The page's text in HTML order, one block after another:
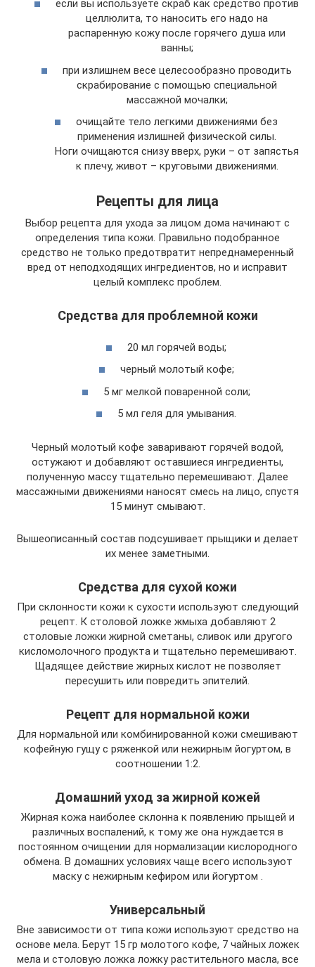
если вы используете скраб как средство против
целлюлита, то наносить его надо на
распаренную кожу после горячего душа или
ванны;
при излишнем весе целесообразно проводить
скрабирование с помощью специальной
массажной мочалки;
очищайте тело легкими движениями без
применения излишней физической силы.
Ноги очищаются снизу вверх, руки – от запястья
к плечу, живот – круговыми движениями.
Рецепты для лица
Выбор рецепта для ухода за лицом дома начинают с
определения типа кожи. Правильно подобранное
средство не только предотвратит непреднамеренный
вред от неподходящих ингредиентов, но и исправит
целый комплекс проблем.
Средства для проблемной кожи
20 мл горячей воды;
черный молотый кофе;
5 мг мелкой поваренной соли;
5 мл геля для умывания.
Черный молотый кофе заваривают горячей водой,
остужают и добавляют оставшиеся ингредиенты,
полученную массу тщательно перемешивают. Далее
массажными движениями наносят смесь на лицо, спустя
15 минут смывают.
Вышеописанный состав подсушивает прыщики и делает
их менее заметными.
Средства для сухой кожи
При склонности кожи к сухости используют следующий
рецепт. К столовой ложке жмыха добавляют 2
столовые ложки жирной сметаны, сливок или другого
кисломолочного продукта и тщательно перемешивают.
Щадящее действие жирных кислот не позволяет
пересушить или повредить эпителий.
Рецепт для нормальной кожи
Для нормальной или комбинированной кожи смешивают
кофейную гущу с ряженкой или нежирным йогуртом, в
соотношении 1:2.
Домашний уход за жирной кожей
Жирная кожа наиболее склонна к появлению прыщей и
различных воспалений, к тому же она нуждается в
постоянном очищении для нормализации кислородного
обмена. В домашних условиях чаще всего используют
маску с нежирным кефиром или йогуртом .
Универсальный
Вне зависимости от типа кожи используют средство на
основе мела. Берут 15 гр молотого кофе, 7 чайных ложек
мела и столовую ложка ложку растительного масла, все